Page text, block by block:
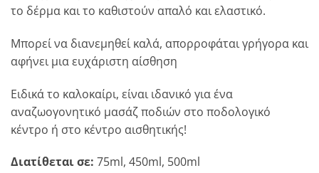
το δέρμα και το καθιστούν απαλό και ελαστικό.
Μπορεί να διανεμηθεί καλά, απορροφάται γρήγορα και
αφήνει μια ευχάριστη αίσθηση
Ειδικά το καλοκαίρι, είναι ιδανικό για ένα
αναζωογονητικό μασάζ ποδιών στο ποδολογικό
κέντρο ή στο κέντρο αισθητικής!
Διατίθεται σε: 75ml, 450ml, 500ml